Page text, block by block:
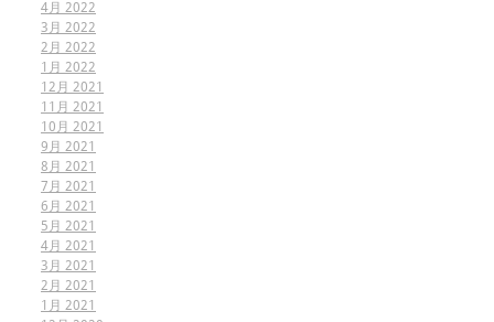
4月 2022
3月 2022
2月 2022
1月 2022
12月 2021
11月 2021
10月 2021
9月 2021
8月 2021
7月 2021
6月 2021
5月 2021
4月 2021
3月 2021
2月 2021
1月 2021